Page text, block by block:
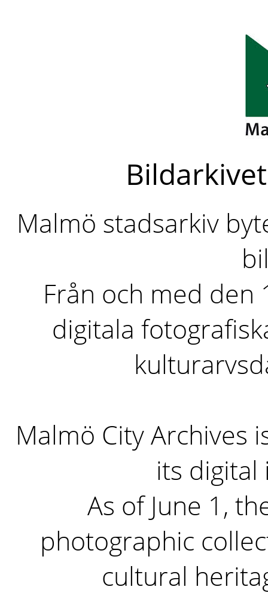
Malmö stadsarkiv
Från och med den
digitala
Malmö City Archives
its digital
As of June 1,
photographic
cultural